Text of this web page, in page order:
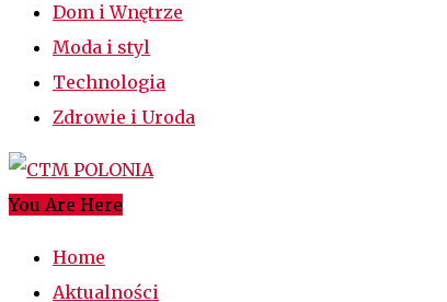
Dom i Wnętrze
Moda i styl
Technologia
Zdrowie i Uroda
CTM POLONIA
Najciekawsze miejsce w sieci
You Are Here
Home
Aktualności